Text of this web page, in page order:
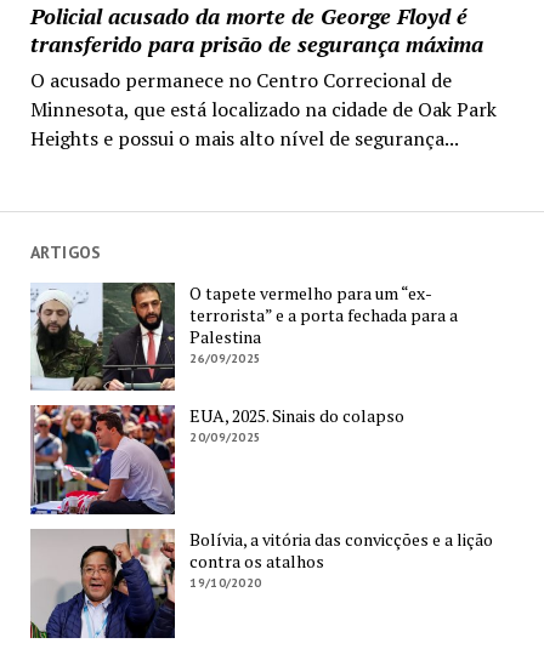
Policial acusado da morte de George Floyd é
transferido para prisão de segurança máxima
O acusado permanece no Centro Correcional de
Minnesota, que está localizado na cidade de Oak Park
Heights e possui o mais alto nível de segurança...
ARTIGOS
O tapete vermelho para um “ex-
terrorista” e a porta fechada para a
Palestina
26/09/2025
EUA, 2025. Sinais do colapso
20/09/2025
Bolívia, a vitória das convicções e a lição
contra os atalhos
19/10/2020